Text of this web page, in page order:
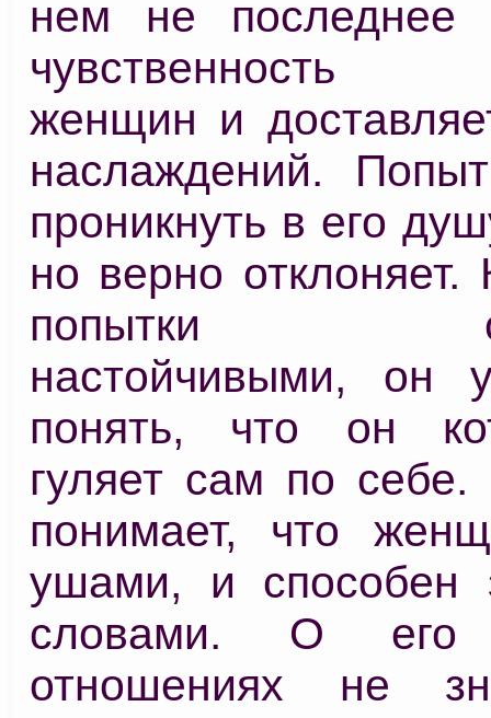
нем не последнее
чувственность
женщин и
наслаждений.
проникнуть в его
но верно отклоняет.
попытки
настойчивыми, он
понять, что он
гуляет сам по
понимает, что
ушами, и способен
словами. О его
отношениях не